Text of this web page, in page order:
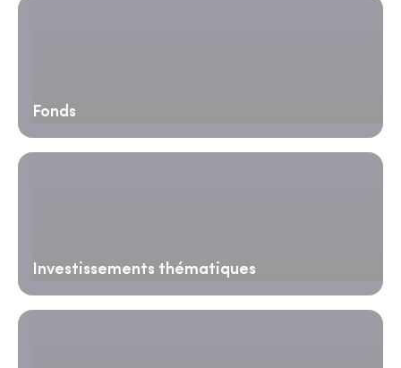
Fonds
Investissements thématiques